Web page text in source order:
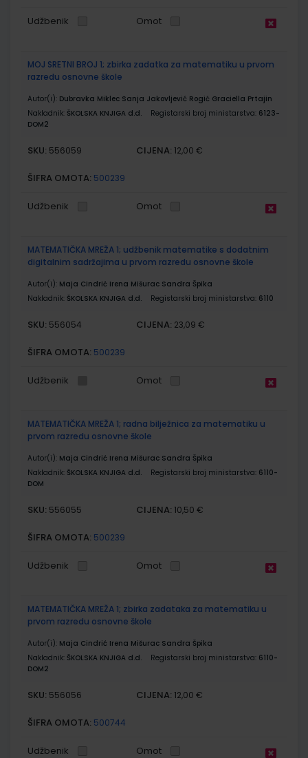
Udžbenik Omot
MOJ SRETNI BROJ 1; zbirka zadatka za matematiku u prvom
razredu osnovne škole
Autor(i): Dubravka Miklec Sanja Jakovljević Rogić Graciella Prtajin
Nakladnik: ŠKOLSKA KNJIGA d.d. Registarski broj ministarstva: 6123-
DOM2
SKU: 556059 CIJENA: 12,00 €
ŠIFRA OMOTA: 500239
Udžbenik Omot
MATEMATIČKA MREŽA 1; udžbenik matematike s dodatnim
digitalnim sadržajima u prvom razredu osnovne škole
Autor(i): Maja Cindrić Irena Mišurac Sandra Špika
Nakladnik: ŠKOLSKA KNJIGA d.d. Registarski broj ministarstva: 6110
SKU: 556054 CIJENA: 23,09 €
ŠIFRA OMOTA: 500239
Udžbenik Omot
MATEMATIČKA MREŽA 1; radna bilježnica za matematiku u
prvom razredu osnovne škole
Autor(i): Maja Cindrić Irena Mišurac Sandra Špika
Nakladnik: ŠKOLSKA KNJIGA d.d. Registarski broj ministarstva: 6110-
DOM
SKU: 556055 CIJENA: 10,50 €
ŠIFRA OMOTA: 500239
Udžbenik Omot
MATEMATIČKA MREŽA 1; zbirka zadataka za matematiku u
prvom razredu osnovne škole
Autor(i): Maja Cindrić Irena Mišurac Sandra Špika
Nakladnik: ŠKOLSKA KNJIGA d.d. Registarski broj ministarstva: 6110-
DOM2
SKU: 556056 CIJENA: 12,00 €
ŠIFRA OMOTA: 500744
Udžbenik Omot